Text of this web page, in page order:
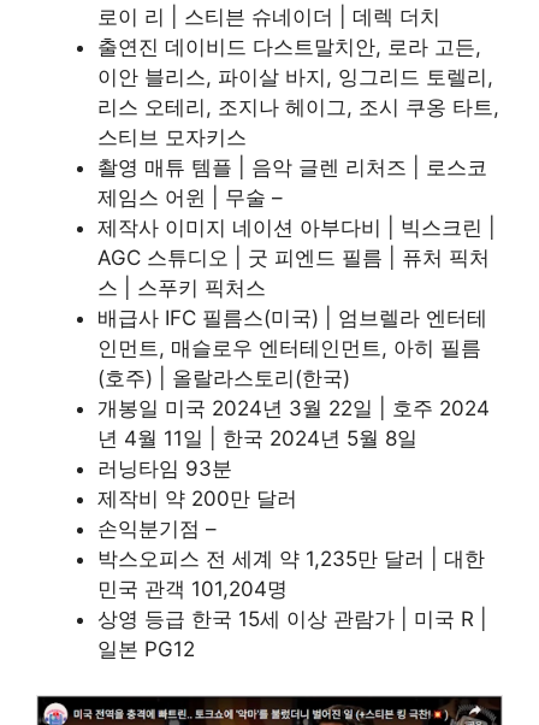
로이 리 | 스티븐 슈네이더 | 데렉 더치
출연진 데이비드 다스트말치안, 로라 고든,
이안 블리스, 파이살 바지, 잉그리드 토렐리,
리스 오테리, 조지나 헤이그, 조시 쿠옹 타트,
스티브 모자키스
촬영 매튜 템플 | 음악 글렌 리처즈 | 로스코
제임스 어윈 | 무술 –
제작사 이미지 네이션 아부다비 | 빅스크린 |
AGC 스튜디오 | 굿 피엔드 필름 | 퓨처 픽처
스 | 스푸키 픽처스
배급사 IFC 필름스(미국) | 엄브렐라 엔터테
인먼트, 매슬로우 엔터테인먼트, 아히 필름
(호주) | 올랄라스토리(한국)
개봉일 미국 2024년 3월 22일 | 호주 2024
년 4월 11일 | 한국 2024년 5월 8일
러닝타임 93분
제작비 약 200만 달러
손익분기점 –
박스오피스 전 세계 약 1,235만 달러 | 대한
민국 관객 101,204명
상영 등급 한국 15세 이상 관람가 | 미국 R |
일본 PG12